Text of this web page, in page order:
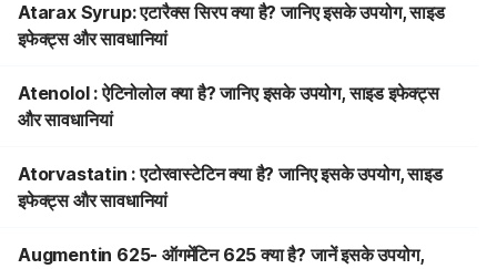
Atarax Syrup: एटारैक्स सिरप क्या है? जानिए इसके उपयोग, साइड
इफेक्ट्स और सावधानियां
Atenolol : ऐटिनोलोल क्या है? जानिए इसके उपयोग, साइड इफेक्ट्स
और सावधानियां
Atorvastatin : एटोरवास्टेटिन क्या है? जानिए इसके उपयोग, साइड
इफेक्ट्स और सावधानियां
Augmentin 625- ऑगमेंटिन 625 क्या है? जानें इसके उपयोग,